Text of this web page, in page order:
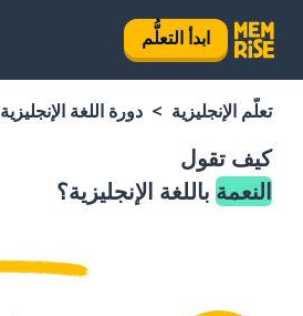
ابدأ التعلُّم
تعلَّم الإنجليزية دورة اللغة الإنجليزية
كيف تقول
النعمة باللغة الإنجليزية؟